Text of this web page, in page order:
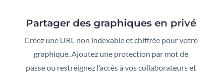
Partager des graphiques en privé
Créez une URL non indexable et chiffrée pour votre
graphique. Ajoutez une protection par mot de
passe ou restreignez l’accès à vos collaborateurs et